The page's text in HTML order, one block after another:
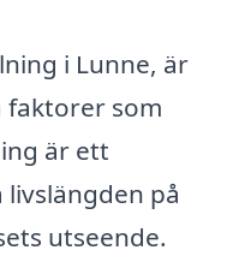
i Lunne, är
som
är ett
på
utseende.